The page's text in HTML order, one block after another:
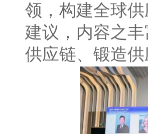
领，构建全球
建议，内容之
供应链、锻造